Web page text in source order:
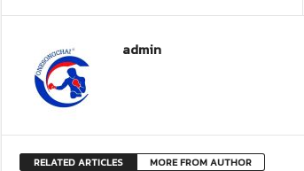
admin
RELATED ARTICLES MORE FROM AUTHOR